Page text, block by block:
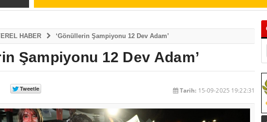
HABER ‘Gönüllerin Şampiyonu 12 Dev Adam’
Şampiyonu 12 Dev Adam’
Tarih: 15-09-2025 19:22:31